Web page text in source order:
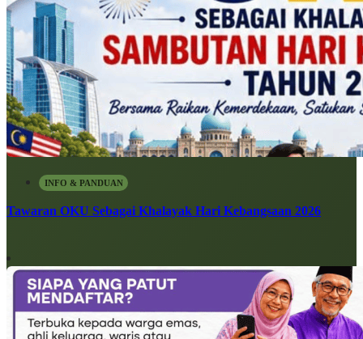
INFO & PANDUAN
Tawaran OKU Sebagai Khalayak Hari Kebangsaan 2026